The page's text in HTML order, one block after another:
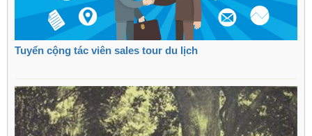
Tuyển cộng tác viên sales tour du lịch